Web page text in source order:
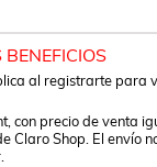
BENEFICIOS
al registrarte para
con precio de venta
Claro Shop. El envío